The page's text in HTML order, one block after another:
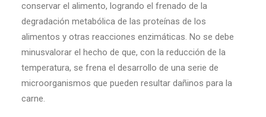
conservar el alimento, logrando el frenado de la
degradación metabólica de las proteínas de los
alimentos y otras reacciones enzimáticas. No se debe
minusvalorar el hecho de que, con la reducción de la
temperatura, se frena el desarrollo de una serie de
microorganismos que pueden resultar dañinos para la
carne.